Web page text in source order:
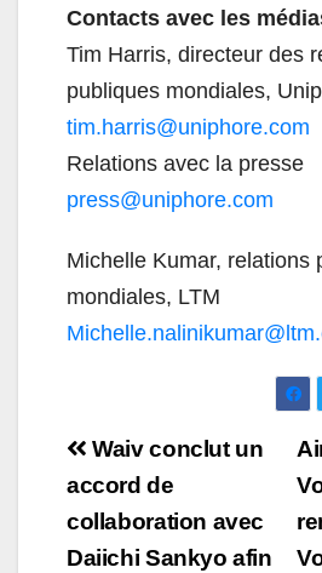
Contacts avec les
Tim Harris, directeur des
publiques mondiales,
tim.harris@uniphore.com
Relations avec la presse
press@uniphore.com
Michelle Kumar, relations
mondiales, LTM
Navigation
de
l’article
Waiv conclut un
accord de
collaboration avec
Daiichi Sankyo afin